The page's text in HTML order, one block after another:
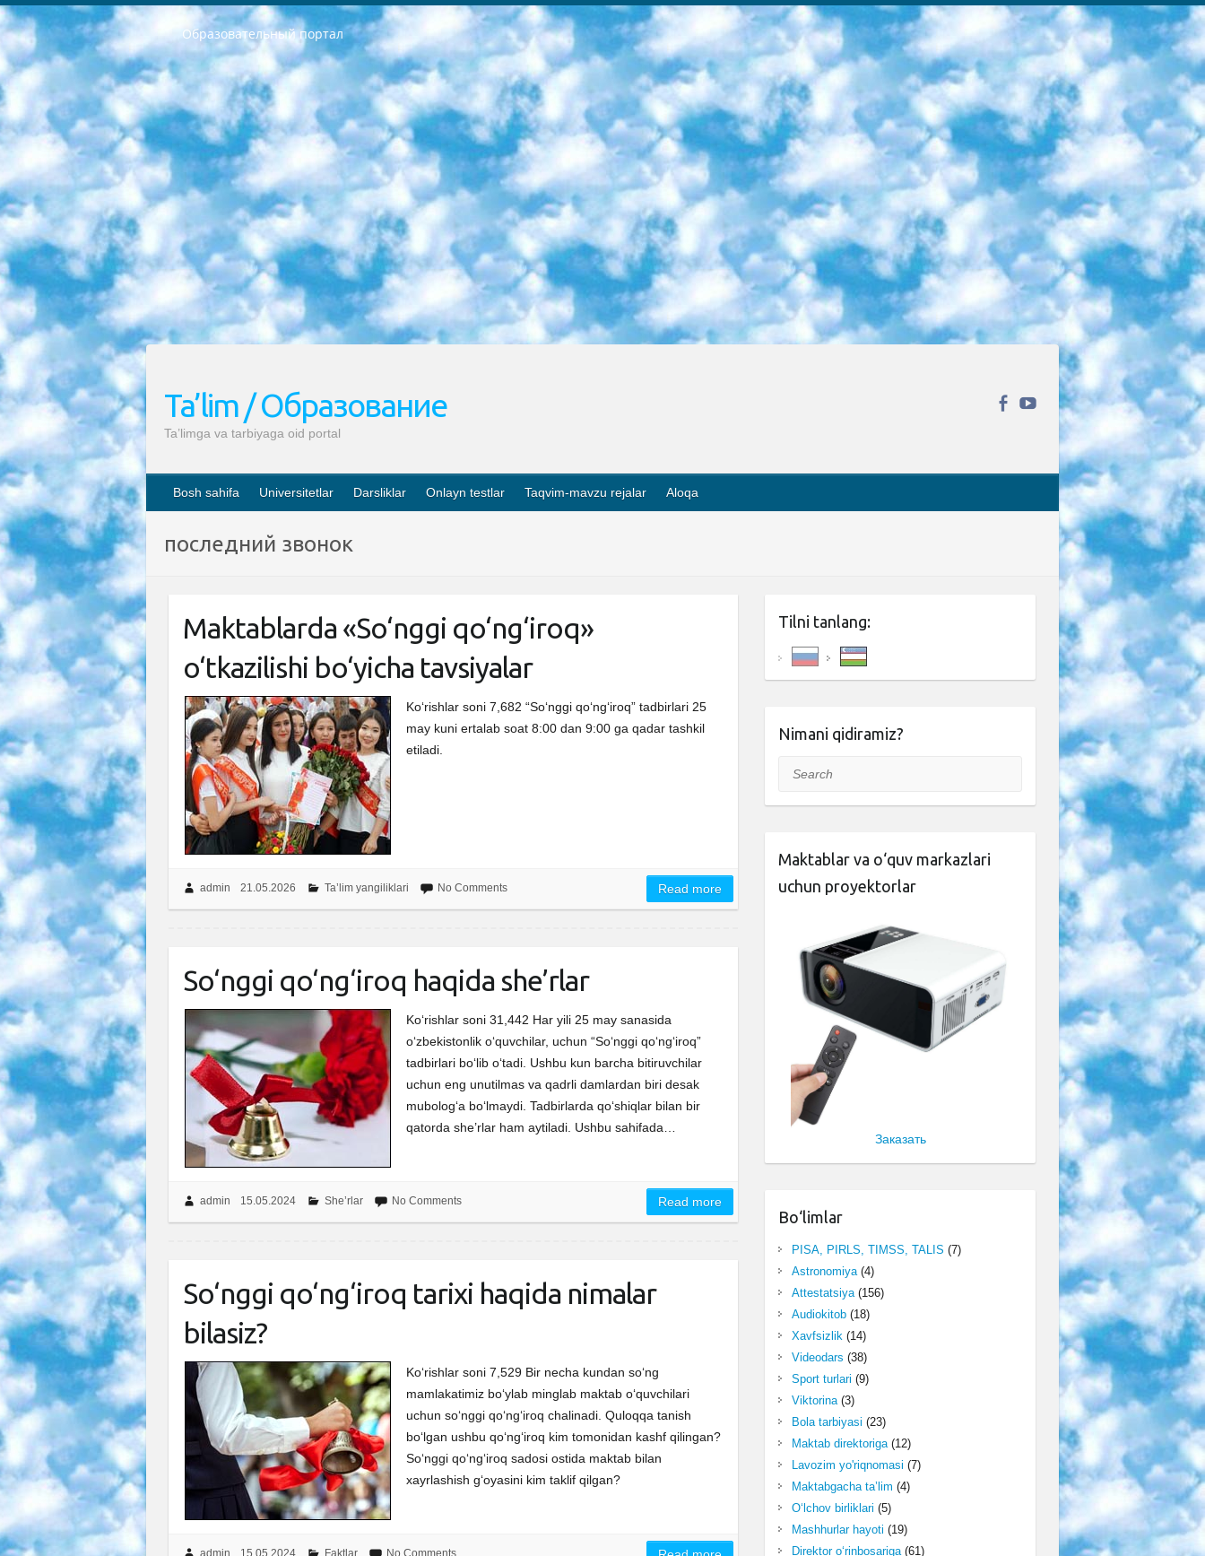
Образовательный портал
РЕСПУБЛИКА УЗБЕКИСТАН МИНИСТРЕРСТВО ДОШКОЛЬНОГО И ШКОЛЬНОГО ОБРАЗОВАНИЯ КОМАНДА в общеобразовательных учреждениях в 2023-2024 учебном году организация и проведение итоговой государственной аттестации обучающихся о Министра дошкольного и школьного образования Республики Узбекистан от 4 марта 2008 года (постановлением Минюста от 20 марта 2008 года № 1778 государственной регистрации) «Итоговое состояние учащихся общего среднего образования на основании положения об утверждении положения об аттестации общего среднего образования выпускной экзамен студентов в образовательных учреждениях в 2023-2024 учебном году В целях организации и прохождения аттестации приказываю: 1. Следующее: перечень предметов, по которым будет проводиться итоговая государственная аттестация и экзамен формы перевода согласно приложению 1; сертификаты международного образца, оценивающие уровень владения иностранными языками перечень согласно приложению 2; 2. Педагогический при специализированных образовательных учреждениях. научно-практический центр квалификации и международной оценки (Д.Давидова) 2024 г. До 25 марта: задания по предметам, по которым будет проводиться итоговая аттестация разработка и утверждение технических условий; итоговая аттестация на основании разработанного предметного задания разработка вопросов по предметам (устно и письменно), экзамен передача; общеобразовательные средние школы и специальные учебные заведения учащиеся выпускных классов школ и интернатов в агентской системе подготовка базы данных экзаменационных материалов и критериев оценки; перевод базы экзаменационных материалов на все языки обучения подать в Республиканский образовательный центр для изготовления; варианты экзаменов на основе разработанных контрольных материалов пусть будут поставлены задачи формирования. 3. Республиканский образовательный центр (Ш.Худайкулов) до 5 апреля 2024 года. до: база данных предоставленных экзаменационных материалов на все языки обучения перевод и экспертиза; для слепых, слабовидящих, глухих, слабослышащих и умственно отсталых детей учащиеся выпускных классов специализированных школ и школ-интернатов база данных экзаменационных материалов на всех преподаваемых языках подготовка критериев оценки; специализированные школы для умственно отсталых детей и технологии для учащихся выпускных классов школ-интернатов разработка соответствующих рекомендаций и критериев проведения ЕГЭ по естествознанию давать задания. 4. Педагогический при специализированных образовательных учреждениях. Научно-практический центр навыков и международной оценки (Д.Давидова), Республика образовательный центр (Худайкулов Ш.) итоговый государственный аттестационный экзамен ориентирован на творческое и логическое мышление при подготовке базы материалов учитывать введение заданий. 5. Следует отметить, что: сертификат государственного образца о знании общеобразовательного предмета и как минимум национальный уровень B1 по предметам на иностранных языках, указанным в Приложении 2. или международно признанный сертификат эквивалентного уровня студенты, изучающие определенный предмет, освобождаются от экзамена; по соответствующим предметам запланирована итоговая государственная аттестация за день до дня, путем жеребьевки Рабочей группой (в письменной форме по предметам, проводимым в форме) из числа сформированных вариантов выбрано 2 варианта; 2 выбранных варианта экзамена анонсированы на официальном сайте министерства и все выпускники по всей стране на основе этих вариантов проводит итоговую государственную аттестацию. 6. Государственное образование учащихся средних общеобразовательных учреждений. знания в соответствии с квалификационными требованиями, которые необходимо приобрести на основании стандартов итоговый (выпускной) контроль для 9 и 11 классов в целях тестирования Экзамены (далее – экзамены) состоят из предметов, перечисленных в приложении 1. будет сделано. 7. Экзамены пройдут с 26 мая по 15 июня 2024 г. (кроме науки физического воспитания). 8. Физическая для учащихся 9 классов общесредних образовательных учреждений. Экзамены по предмету «Образование, квалификация медицина» 1-6 мая 2024 года. сотрудники перевести под присмотр (с отклонениями в физическом или умственном развитии) специализированная школа для детей, школы-интернаты и со сколиозом школы-интернаты санаторного типа для больных детей исключены). 9. Он был слепым, слабовидящим и имел нарушения опорно-двигательного аппарата. экзамены в специализированных школах и интернатах для детей должны проводиться исходя из требований, предъявляемых к общеобразовательным учреждениям (физкультура кроме науки). 10. Специализированная школа для глухих и слабослышащих детей. и экзамены в интернатах и быть реализован в виде письменного теста по математике. 11. Специальность для умственно отсталых детей. Для 9 класса Родной язык и литературное письмо Государственный язык (язык обучения – узбекский). для неклассов) написано Математическое письмо Письменная/устная история Узбекистана Физическое воспитание практично Итоговый контроль Для 11 класса Написание родного языка и литературы (эссе) Математическое письмо Узбекский язык (обучение на узбекском языке) не посещающее общее среднее образование для учреждений)/Образовательное учреждение выбор письменный и устный Иностранный язык письменный/устный Письменная/устная история Узбекистана *По выбору студента:  Химия  Физика  Основы государственного права  География 10 бесплатных образовательных ресурсов - Мы составили подборку онлайн-проектов с интерактивными упражнениями, видеолекциями и статьями. Они помогут вам обрести новые и освежить старые знания бесплатно. 1. «ИНТУИТ» Старейшая образовательная площадка Рунета. Здесь вы найдёте сотни текстовых и видеокурсов на десятки различных тем — от программирования до психологии. Многие курсы подготовлены российскими университетами и крупными международными компаниями вроде Intel и Microsoft. Самостоятельное обучение бесплатное, но желающие могут оплатить услуги персональных наставников. 2. «Смартия» знакомит с актуальными профессиями и подсказывает, как им обучаться. Выбрав заинтересовавшую вас специальность — SMM-специалист, фотограф, веб-дизайнер или другую, — увидите список необходимых для неё умений. Чтобы вы могли освоить их самостоятельно, для каждого умения площадка отображает подборку ссылок на учебные материалы. Хотя «Смартия» ориентируется на русскоязычную аудиторию, часть контента всё же доступна только на английском. 3. «Лекторий Физтеха» Проект Московского физико-технического института (Физтеха). С его помощью вы можете смотреть онлайн серии лекций, записанные на видео в этом вузе. В числе доступных предметов — физика, биология, химия, информационные технологии и другие. К некоторым лекциям администрация ресурса прилагает готовые конспекты, которые можно скачивать в PDF-формате. 4. ITMOcourses Онлайн-площадка Санкт-Петербургского национального исследовательского университета информационных технологий, механики и оптики (ИТМО). Ресурс предоставляет свободный доступ к курсам, разработанным в этом вузе. Каталог материалов разбит на четыре категории: «Оптические системы и технологии», «Приборостроение и робототехника», «Информационные технологии» и «Биотехнологии». Курсы состоят из видеолекций, интерактивных демонстраций и заданий. 5. «КиберЛенинка» Электронная научная библиотека открытого доступа. Каталог площадки регулярно обрастает текстами статей из различных научных изданий. Сгруппированные по журналам и рубрикам публикации можно читать онлайн или скачивать целиком в PDF-формате. Проект нацелен на популяризацию науки за счёт открытого доступа к качественной информации. 6. «ПостНаука» На этом ресурсе публикуют подборки видеолекций, составленные экспертами из разных отраслей и объединённые общими темами. Среди них, к примеру, есть серии «Биоинформатика и геномика», «Культура средневековой Скандинавии» и Cinema Studies о теории кино. Каждая подборка лекций — логически связанная история, рассказанная экспертом от первого лица. Кроме того, на сайте появляются научно-образовательные статьи и тесты на разные темы. 7. «Newочём» Команда проекта «Newочём» отбирает самые интересные тексты из англоязычных СМИ и переводит те из них, за которые голосуют участники сообщества «ВКонтакте». По большей части это научно-популярные статьи. Редакторы придумывают лишь заголовки, в остальном содержание переводов соответствует оригиналам. Полные тексты можно читать прямо в социальной сети. 8. InternetUrok Онлайн-база материалов по основным дисциплинам школьной программы. Информация на сайте структурирована по классам, предметам и темам (урокам). Каждый урок состоит из видеолекций и конспектов. Есть также интерактивные тренажёры и тесты для закрепления пройденного материала. Даже если вы давно окончили школу, возможность повторить программу старших классов всегда может пригодиться. 9. Edutainme Ещё один ресурс об образовании. В отличие от Newtonew, как мне кажется, Edutainme больше ориентируется на представителей индустрии: педагогов, предпринимателей, разработчиков образовательных проектов. Но и любой, кто просто стремится к саморазвитию, найдёт на сайте много полезного и интересного для себя. Например, информацию о новых курсах и образовательных сервисах. 10. Newtonew Онлайн-медиа об образовании и обучении в широком смысле. Авторы Newtonew пишут об инструментах, заведениях, тактиках и стратегиях, которые помогают учить других и получать новые знания самостоятельно. На этой площадке вы найдёте новости, обзоры, аналитические мат
Ta’lim / Образование
Ta’limga va tarbiyaga oid portal
Bosh sahifa Universitetlar Darsliklar Onlayn testlar Taqvim-mavzu rejalar Aloqa
последний звонок
Maktablarda «So‘nggi qo‘ng‘iroq»
o‘tkazilishi bo‘yicha tavsiyalar
Ko‘rishlar soni 7,682 “So‘nggi qo‘ng‘iroq” tadbirlari 25
may kuni ertalab soat 8:00 dan 9:00 ga qadar tashkil
etiladi.
admin 21.05.2026 Ta’lim yangiliklari No Comments Read more
So‘nggi qo‘ng‘iroq haqida she’rlar
Ko‘rishlar soni 31,442 Har yili 25 may sanasida
o‘zbekistonlik o‘quvchilar, uchun “So‘nggi qo‘ng‘iroq”
tadbirlari bo‘lib o‘tadi. Ushbu kun barcha bitiruvchilar
uchun eng unutilmas va qadrli damlardan biri desak
mubolog‘a bo‘lmaydi. Tadbirlarda qo‘shiqlar bilan bir
qatorda she’rlar ham aytiladi. Ushbu sahifada…
admin 15.05.2024 She’rlar No Comments Read more
So‘nggi qo‘ng‘iroq tarixi haqida nimalar
bilasiz?
Ko‘rishlar soni 7,529 Bir necha kundan so‘ng
mamlakatimiz bo‘ylab minglab maktab o‘quvchilari
uchun so‘nggi qo‘ng‘iroq chalinadi. Quloqqa tanish
bo‘lgan ushbu qo‘ng‘iroq kim tomonidan kashf qilingan?
So‘nggi qo‘ng‘iroq sadosi ostida maktab bilan
xayrlashish g‘oyasini kim taklif qilgan?
admin 15.05.2024 Faktlar No Comments
Tilni tanlang:
Nimani qidiramiz?
Search
Maktablar va o‘quv markazlari
uchun proyektorlar
Заказать
Bo‘limlar
PISA, PIRLS, TIMSS, TALIS (7)
Astronomiya(4)
Attestatsiya(156)
Audiokitob(18)
Xavfsizlik(14)
Videodars (38)
Sport turlari (9)
Viktorina(3)
Bola tarbiyasi (23)
Maktab direktoriga(12)
Lavozim yo'riqnomasi (7)
Maktabgacha ta’lim (4)
O‘lchov birliklari (5)
Mashhurlar hayoti (19)
Direktor o‘rinbosariga(61)